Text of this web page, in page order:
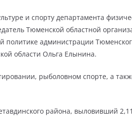
и спорту департамента
Тюменской областной
администрации
области Ольга Елынина.
рыболовном спорте, а
района, выловивший